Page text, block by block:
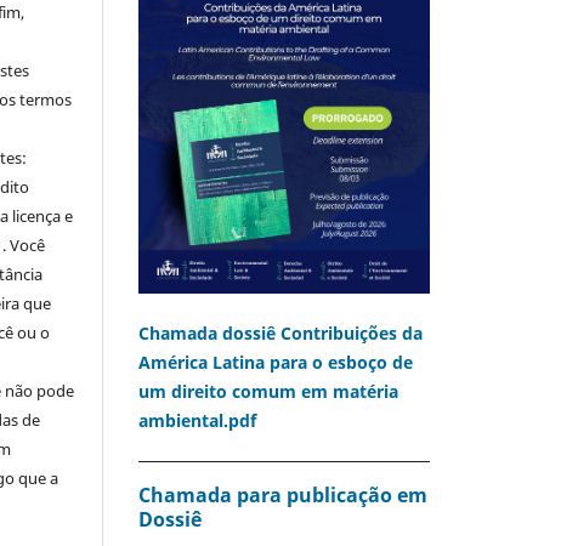
termos
licença e
Você
que
ou o
não pode
de
que a
Chamada dossiê Contribuições da
América Latina para o esboço de
um direito comum em matéria
ambiental.pdf
Chamada para publicação em
Dossiê